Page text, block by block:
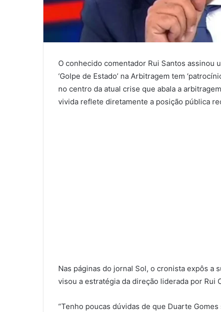
O conhecido comentador Rui Santos assinou
‘Golpe de Estado’ na Arbitragem tem
no centro da atual crise que abala a
vivida reflete diretamente a posição pública
Nas páginas do jornal Sol, o cronista expôs a
visou a estratégia da direção liderada por Rui
“Tenho poucas dúvidas de que Duarte